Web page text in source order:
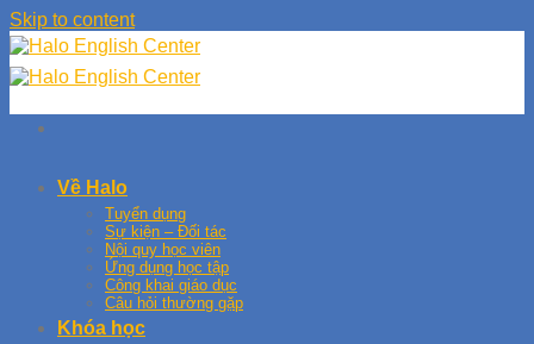
Skip to content
Về Halo
Tuyển dụng
Sự kiện – Đối tác
Nội quy học viên
Ứng dụng học tập
Công khai giáo dục
Câu hỏi thường gặp
Khóa học